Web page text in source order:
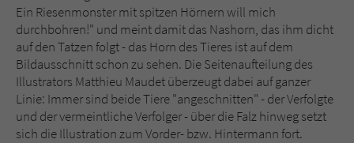
Ein Riesenmonster mit spitzen Hörnern will mich
durchbohren!" und meint damit das Nashorn, das ihm dicht
auf den Tatzen folgt - das Horn des Tieres ist auf dem
Bildausschnitt schon zu sehen. Die Seitenaufteilung des
Illustrators Matthieu Maudet überzeugt dabei auf ganzer
Linie: Immer sind beide Tiere "angeschnitten" - der Verfolgte
und der vermeintliche Verfolger - über die Falz hinweg setzt
sich die Illustration zum Vorder- bzw. Hintermann fort.